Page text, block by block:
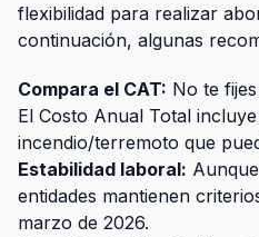
flexibilidad para realizar
continuación, algunas
Compara el CAT: No te
El Costo Anual Total
incendio/terremoto que
Estabilidad laboral:
entidades mantienen
marzo de 2026.